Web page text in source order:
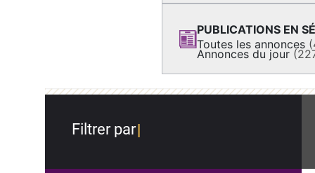
PUBLICATIONS EN
Toutes les annonces
Annonces du jour
Filtrer par